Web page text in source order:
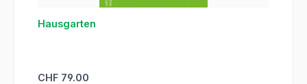
Hausgarten
Regulärer Preis:
CHF 79.00